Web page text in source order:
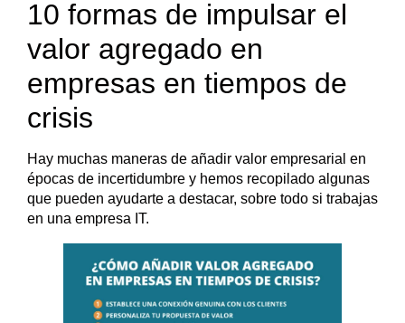
10 formas de impulsar el
valor agregado en
empresas en tiempos de
crisis
Hay muchas maneras de añadir valor empresarial en
épocas de incertidumbre y hemos recopilado algunas
que pueden ayudarte a destacar, sobre todo si trabajas
en una empresa IT.